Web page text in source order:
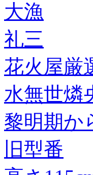
大漁
礼三
花火屋厳
水無世燐
黎明期か
旧型番